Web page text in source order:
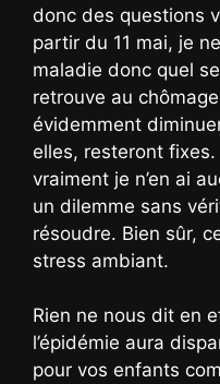
donc des questions
partir du 11 mai, je
maladie donc quel
retrouve au
évidemment
elles, resteront
vraiment je n’en ai
un dilemme sans
résoudre. Bien sûr,
stress ambiant.
Rien ne nous dit en
l’épidémie aura
pour vos enfants